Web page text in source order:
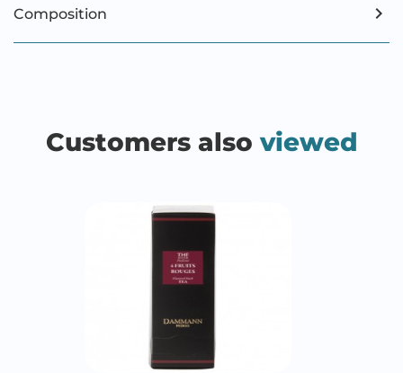
Composition
Customers also viewed